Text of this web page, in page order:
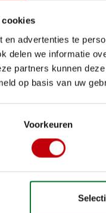
cookies
advertenties te
delen we informatie
partners kunnen
op basis van uw
Voorkeuren